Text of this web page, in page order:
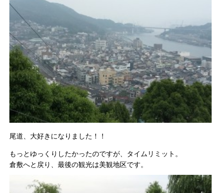
尾道、大好きになりました！！
もっとゆっくりしたかったのですが、タイムリミット。
倉敷へと戻り、最後の観光は美観地区です。